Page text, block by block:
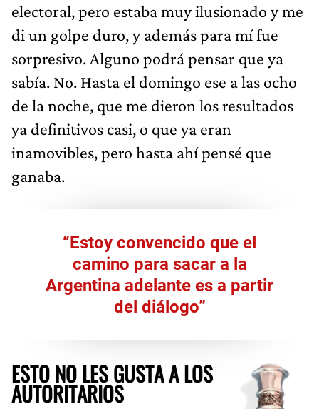
electoral, pero estaba muy ilusionado y me
di un golpe duro, y además para mí fue
sorpresivo. Alguno podrá pensar que ya
sabía. No. Hasta el domingo ese a las ocho
de la noche, que me dieron los resultados
ya definitivos casi, o que ya eran
inamovibles, pero hasta ahí pensé que
ganaba.
“Estoy convencido que el
camino para sacar a la
Argentina adelante es a partir
del diálogo”
ESTO NO LES GUSTA A LOS
AUTORITARIOS